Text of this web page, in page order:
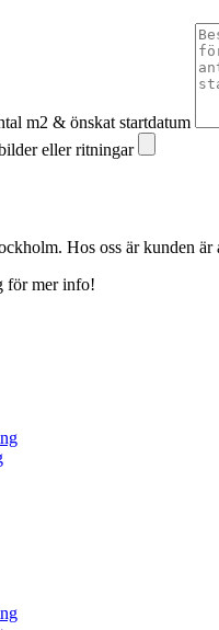
m2 & önskat startdatum
eller ritningar
Hos oss är kunden
för mer info!